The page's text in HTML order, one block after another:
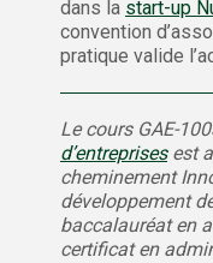
dans la start-up
convention
pratique valide
Le cours GAE-
d’entreprisesest
cheminement
développement
baccalauréat en
certificat en